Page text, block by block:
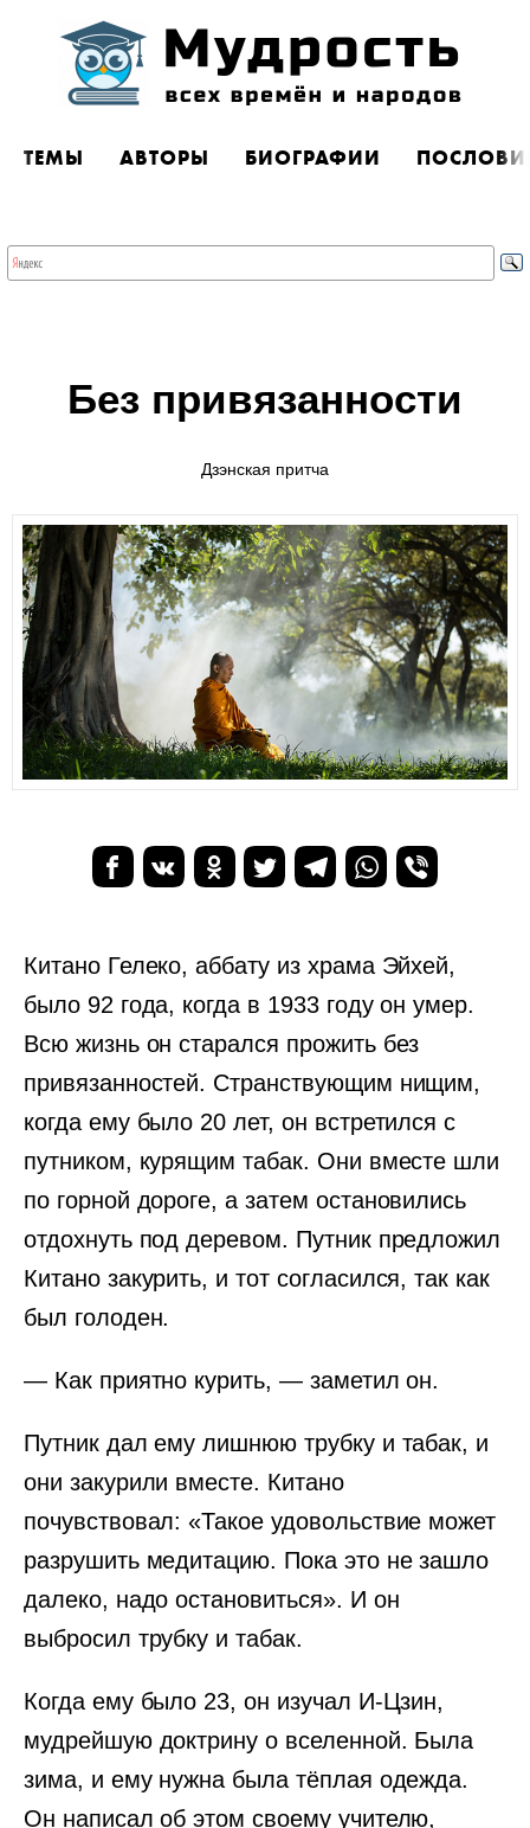
ТЕМЫ АВТОРЫ БИОГРАФИИ
Без привязанности
Дзэнская притча
Китано Гелеко, аббату из храма Эйхей,
было 92 года, когда в 1933 году он умер.
Всю жизнь он старался прожить без
привязанностей. Странствующим нищим,
когда ему было 20 лет, он встретился с
путником, курящим табак. Они вместе шли
по горной дороге, а затем остановились
отдохнуть под деревом. Путник предложил
Китано закурить, и тот согласился, так как
был голоден.
— Как приятно курить, — заметил он.
Путник дал ему лишнюю трубку и табак, и
они закурили вместе. Китано
почувствовал: «Такое удовольствие может
разрушить медитацию. Пока это не зашло
далеко, надо остановиться». И он
выбросил трубку и табак.
Когда ему было 23, он изучал И-Цзин,
мудрейшую доктрину о вселенной. Была
зима, и ему нужна была тёплая одежда.
Он написал об этом своему учителю,